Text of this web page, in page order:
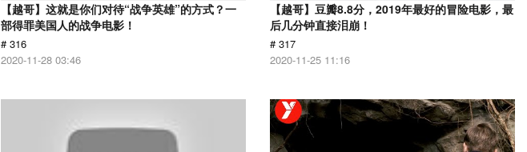
【越哥】这就是你们对待“战争英雄”的方式？一
部得罪美国人的战争电影！
# 316
2020-11-28 03:46
【越哥】豆瓣8.8分，2019年最好的冒险电影，最
后几分钟直接泪崩！
# 317
2020-11-25 11:16